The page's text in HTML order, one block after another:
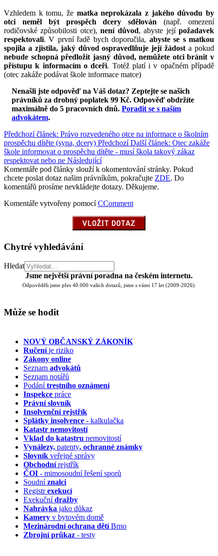
Vzhledem k tomu, že matka neprokázala z jakého důvodu by
otci neměl být prospěch dcery sdělován(např. omezení
rodičovské způsobilosti otce),není důvod, abyste jejípožadavek
respektovali. V první řadě bych doporučila, abyste se s matkou
spojila a zjistila, jaký důvod ospravedlňuje její žádosta pokud
nebude schopná předložit jasný důvod, nemůžete otci bránit v
přístupu k informacím o dceři. Totéž platí i v opačném případě
(otec zakáže podávat škole informace matce)
Nenašli jste odpověď na Váš dotaz? Zeptejte se našich
právníků za drobný poplatek 99 Kč. Odpověď obdržíte
maximálně do 5 pracovních dnů. Poradit se s naším
advokátem.
Předchozí článek: Právo rozvedeného otce na informace o školním
prospěchu dítěte (syna, dcery) Předchozí Další článek: Otec zakáže
škole informovat o prospěchu dítěte - musí škola takový zákaz
respektovat nebo ne Následující
Komentáře pod články slouží k okomentování stránky. Pokud
chcete poslat dotaz našim právníkům, pokračujte ZDE. Do
komentářů prosíme nevkládejte dotazy. Děkujeme.
Komentáře vytvořeny pomocíCComment
Chytré vyhledávání
Hledat
Jsme největší právní poradna na českém internetu.
Odpověděli jsme přes 40.000 vašich dotazů, jsme s vámi 17 let (2009-2026).
Může se hodit
NOVÝ OBČANSKÝ ZÁKONÍK
Ručeníje riziko
Zákony online
Seznam advokátů
Seznam notářů
Podánítrestního oznámení
Inspekce práce
Právní slovník
Insolvenčnírejstřík
Splátky insolvence - kalkulačka
Katastr nemovitostí
Vklad do katastru nemovitostí
Vynálezy, patenty, ochranné známky
Slovník veřejné správy
Obchodnírejstřík
ČOI - mimosoudní řešení sporů
Soudníznalci
Registrexekucí
Exekučnídražby
Nahrávka jako důkaz
Kamery v bytovém domě
Mezinárodní ochrana dětíBrno
Zbrojní průkaz - testy